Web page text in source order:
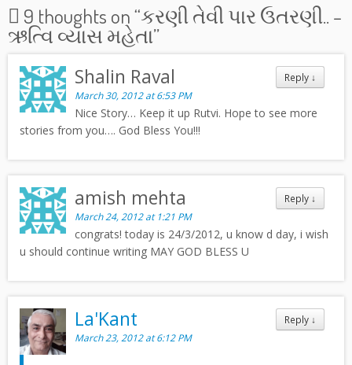
9 thoughts on “કરણી તેવી પાર ઉતરણી.. –
ઋત્વિ વ્યાસ મહેતા”
Reply ↓
Shalin Raval
March 30, 2012 at 6:53 PM
Nice Story… Keep it up Rutvi. Hope to see more
stories from you…. God Bless You!!!
Reply ↓
amish mehta
March 24, 2012 at 1:21 PM
congrats! today is 24/3/2012, u know d day, i wish
u should continue writing MAY GOD BLESS U
Reply ↓
La'Kant
March 23, 2012 at 6:12 PM